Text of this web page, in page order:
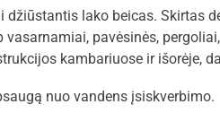
lako beicas. Skirtas
pavėsinės,
kambariuose ir išorėje,
nuo vandens įsiskverbimo.